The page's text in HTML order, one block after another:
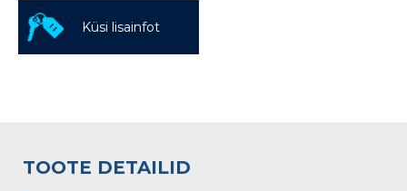
Küsi lisainfot
TOOTE DETAILID